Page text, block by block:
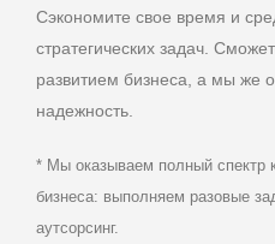
Сэкономите свое время и
стратегических задач.
развитием бизнеса, а мы же
надежность.
* Мы оказываем полный спектр
бизнеса: выполняем разовые
аутсорсинг.